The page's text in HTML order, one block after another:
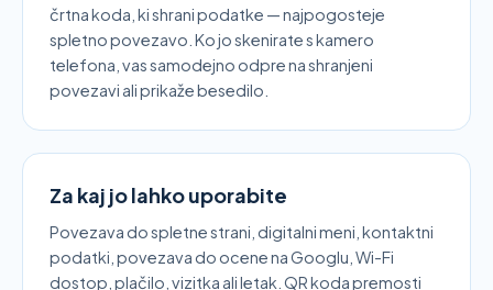
črtna koda, ki shrani podatke — najpogosteje
spletno povezavo. Ko jo skenirate s kamero
telefona, vas samodejno odpre na shranjeni
povezavi ali prikaže besedilo.
Za kaj jo lahko uporabite
Povezava do spletne strani, digitalni meni, kontaktni
podatki, povezava do ocene na Googlu, Wi-Fi
dostop, plačilo, vizitka ali letak. QR koda premosti